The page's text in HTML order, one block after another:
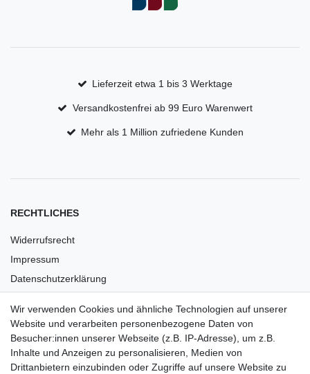
Lieferzeit etwa 1 bis 3 Werktage
Versandkostenfrei ab 99 Euro Warenwert
Mehr als 1 Million zufriedene Kunden
RECHTLICHES
Widerrufsrecht
Impressum
Datenschutzerklärung
Barrierefreiheit
Anleitungen
Wir verwenden Cookies und ähnliche Technologien auf unserer
Website und verarbeiten personenbezogene Daten von
Besucher:innen unserer Webseite (z.B. IP-Adresse), um z.B.
Inhalte und Anzeigen zu personalisieren, Medien von
Drittanbietern einzubinden oder Zugriffe auf unsere Website zu